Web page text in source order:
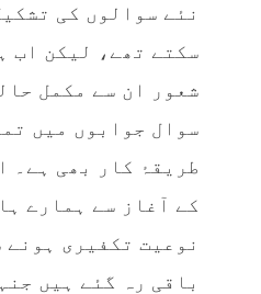
نئے سوالوں کی
سکتے تھے، لیکن اب
شعور ان سے مکمل
سوال جوابوں میں
طریقۂ کار بھی ہے۔
کے آغاز سے ہمارے
نوعیت تکفیری ہونے
باقی رہ گئے ہیں